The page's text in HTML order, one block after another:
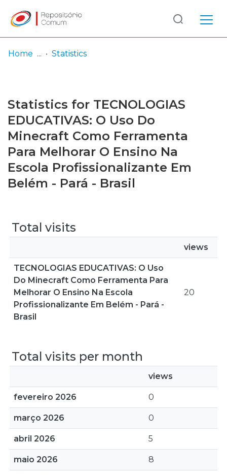
Browse repository
Entities
Log
In
(current)
Home Statistics
Statistics for TECNOLOGIAS
EDUCATIVAS: O Uso Do
Minecraft Como Ferramenta
Para Melhorar O Ensino Na
Escola Profissionalizante Em
Belém - Pará - Brasil
Total visits
views
TECNOLOGIAS EDUCATIVAS: O Uso
Do Minecraft Como Ferramenta Para
Melhorar O Ensino Na Escola
Profissionalizante Em Belém - Pará -
Brasil
20
Total visits per month
views
fevereiro 2026 0
março 2026 0
abril 2026 5
maio 2026 8